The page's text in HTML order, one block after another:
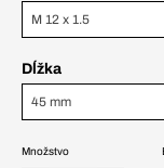
M 12 x 1.5
Dĺžka
45 mm
Množstvo